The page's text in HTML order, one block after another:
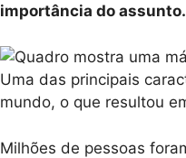
importância do assunto.
Uma das principais
mundo, o que resultou
Milhões de pessoas